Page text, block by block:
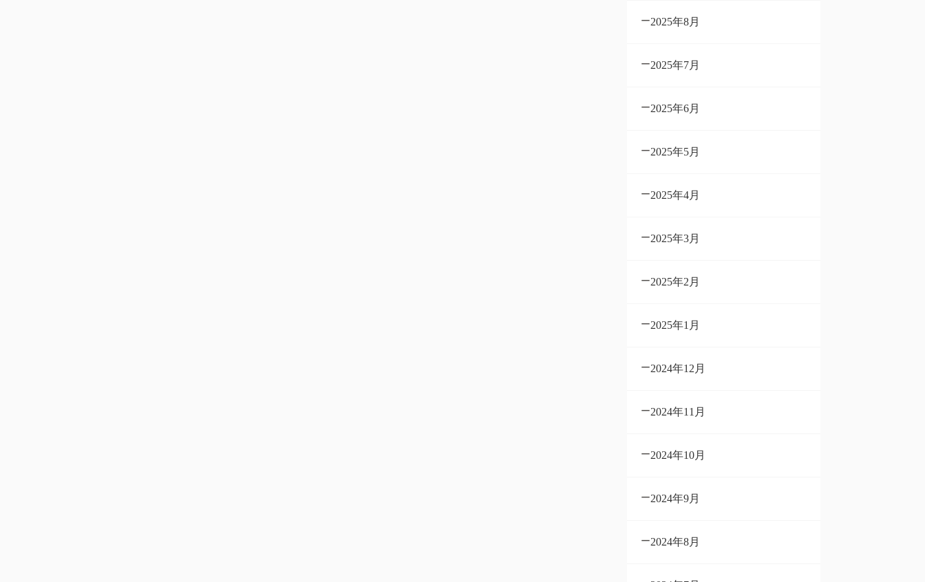
2025年8月
2025年7月
2025年6月
2025年5月
2025年4月
2025年3月
2025年2月
2025年1月
2024年12月
2024年11月
2024年10月
2024年9月
2024年8月